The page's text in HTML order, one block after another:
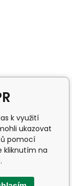
k využití
ukazovat
pomocí
kliknutím na